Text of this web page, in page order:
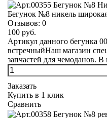
Бегунок №8 никель
Отзывов: 0
100 руб.
Артикул данного бегунка
встречныйНаш магазин
запчастей для чемоданов.
Заказать
Купить в 1 клик
Сравнить